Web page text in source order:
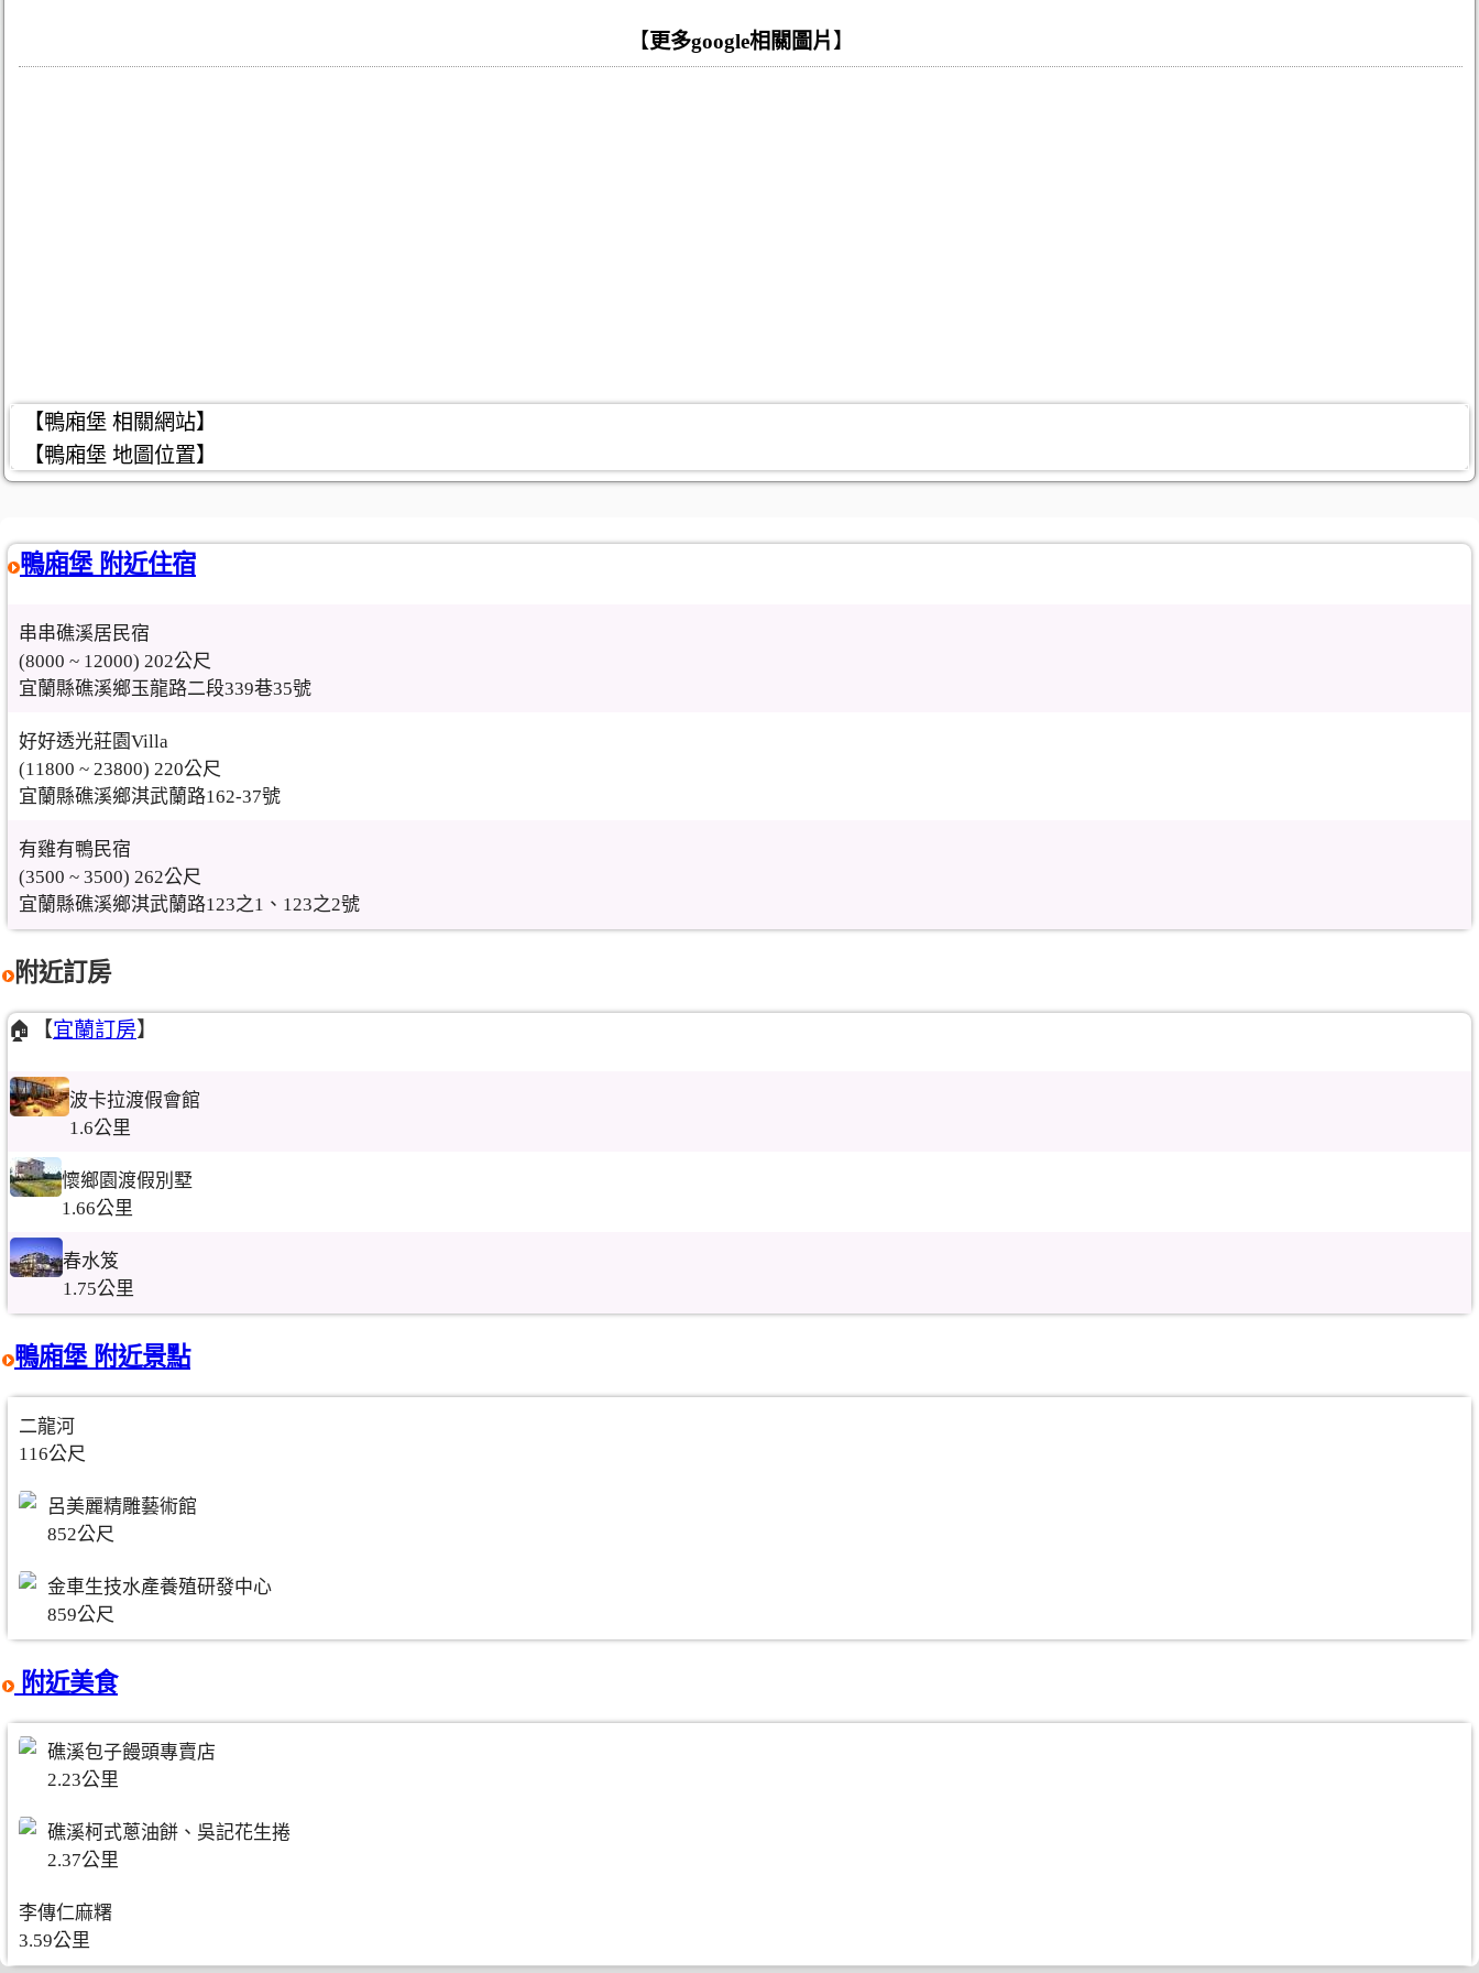
【 更多google相關圖片 】
【鴨廂堡 相關網站】
【鴨廂堡 地圖位置】
鴨廂堡 附近住宿
串串礁溪居民宿
(8000 ~ 12000) 202公尺
宜蘭縣礁溪鄉玉龍路二段339巷35號
好好透光莊園Villa
(11800 ~ 23800) 220公尺
宜蘭縣礁溪鄉淇武蘭路162-37號
有雞有鴨民宿
(3500 ~ 3500) 262公尺
宜蘭縣礁溪鄉淇武蘭路123之1、123之2號
附近訂房
🏠【宜蘭訂房】
波卡拉渡假會館
1.6公里
懷鄉園渡假別墅
1.66公里
春水笈
1.75公里
鴨廂堡 附近景點
二龍河
116公尺
呂美麗精雕藝術館
852公尺
金車生技水產養殖研發中心
859公尺
附近美食
礁溪包子饅頭專賣店
2.23公里
礁溪柯式蔥油餅、吳記花生捲
2.37公里
李傳仁麻糬
3.59公里